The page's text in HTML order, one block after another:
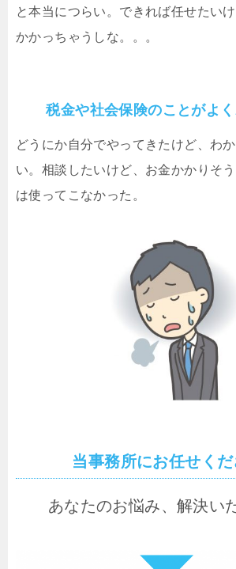
と本当につらい。できれば任せたい
かかっちゃうしな。。。
税金や社会保険のことがよ
どうにか自分でやってきたけど、わ
い。相談したいけど、お金かかりそ
は使ってこなかった。
当事務所にお任せくだ
あなたのお悩み、解決い